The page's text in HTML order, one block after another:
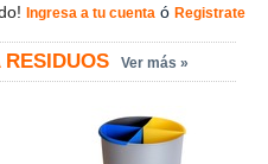
Ingresa a tu cuenta ó Registrate
RESIDUOS Ver más »